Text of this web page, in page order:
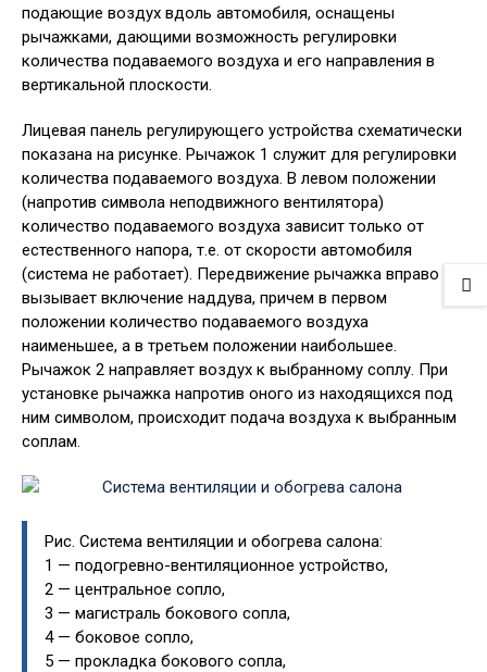
подающие воздух вдоль автомобиля, оснащены
рычажками, дающими возможность регулировки
количества подаваемого воздуха и его направления в
вертикальной плоскости.
Лицевая панель регулирующего устройства схематически
показана на рисунке. Рычажок 1 служит для регулировки
количества подаваемого воздуха. В левом положении
(напротив символа неподвижного вентилятора)
количество подаваемого воздуха зависит только от
естественного напора, т.е. от скорости автомобиля
(система не работает). Передвижение рычажка вправо
вызывает включение наддува, причем в первом
положении количество подаваемого воздуха
наименьшее, а в третьем положении наибольшее.
Рычажок 2 направляет воздух к выбранному соплу. При
установке рычажка напротив оного из находящихся под
ним символом, происходит подача воздуха к выбранным
соплам.
Рис. Система вентиляции и обогрева салона:
1 — подогревно-вентиляционное устройство,
2 — центральное сопло,
3 — магистраль бокового сопла,
4 — боковое сопло,
5 — прокладка бокового сопла,